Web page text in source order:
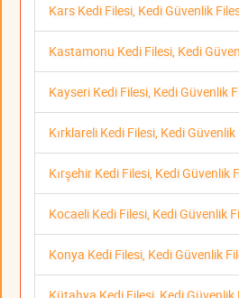
Kars Kedi Filesi, Kedi Güvenlik
Kastamonu Kedi Filesi, Kedi
Kayseri Kedi Filesi, Kedi Güvenlik
Kırklareli Kedi Filesi, Kedi Güvenlik
Kırşehir Kedi Filesi, Kedi Güvenlik
Kocaeli Kedi Filesi, Kedi Güvenlik
Konya Kedi Filesi, Kedi Güvenlik